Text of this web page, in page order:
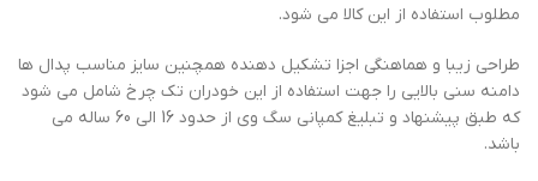
مطلوب استفاده از این کالا می شود.
طراحی زیبا و هماهنگی اجزا تشکیل دهنده همچنین سایز مناسب پدال ها
دامنه سنی بالایی را جهت استفاده از این خودران تک چرخ شامل می شود
که طبق پیشنهاد و تبلیغ کمپانی سگ وی از حدود 16 الی 60 ساله می
باشد.